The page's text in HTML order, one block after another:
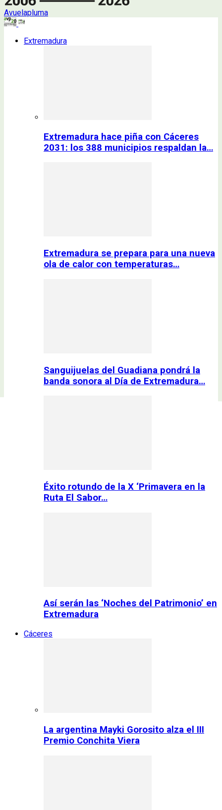
Avuelapluma
Extremadura
Extremadura hace piña con Cáceres
2031: los 388 municipios respaldan la…
Extremadura se prepara para una nueva
ola de calor con temperaturas…
Sanguijuelas del Guadiana pondrá la
banda sonora al Día de Extremadura…
Éxito rotundo de la X ‘Primavera en la
Ruta El Sabor…
Así serán las ‘Noches del Patrimonio’ en
Extremadura
Cáceres
La argentina Mayki Gorosito alza el III
Premio Conchita Viera